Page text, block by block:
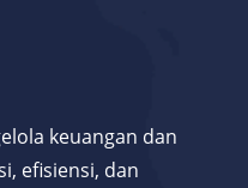
keuangan dan
efisiensi, dan